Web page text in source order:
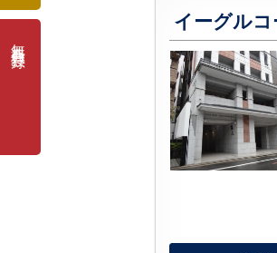
イーグル